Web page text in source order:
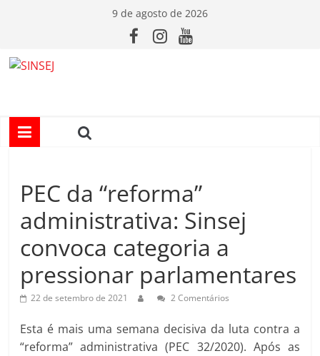
conteúdo
9 de agosto de 2026
I
S
E
PEC da “reforma”
administrativa: Sinsej
convoca categoria a
pressionar parlamentares
22 de setembro de 2021 2 Comentários
Esta é mais uma semana decisiva da luta contra a
“reforma” administrativa (PEC 32/2020). Após as